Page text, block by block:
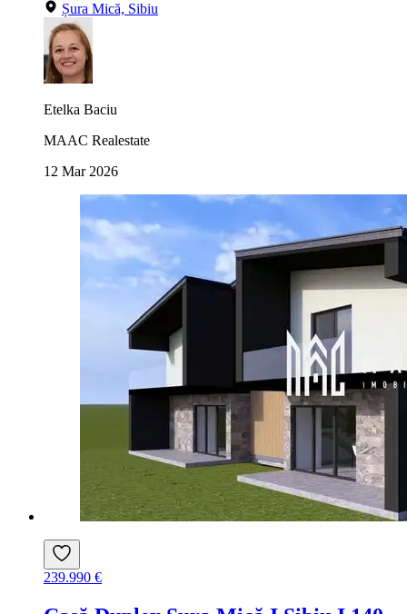
Șura Mică, Sibiu
Etelka Baciu
MAAC Realestate
12 Mar 2026
239.990 €